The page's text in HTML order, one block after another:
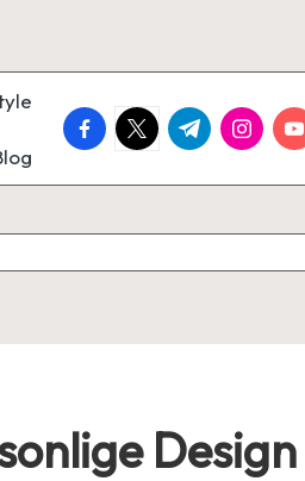
facebook.com
twitter.com
t.me